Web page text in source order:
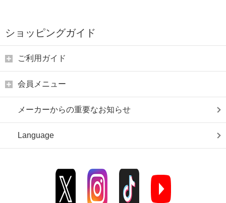
ショッピングガイド
ご利用ガイド
会員メニュー
メーカーからの重要なお知らせ
Language